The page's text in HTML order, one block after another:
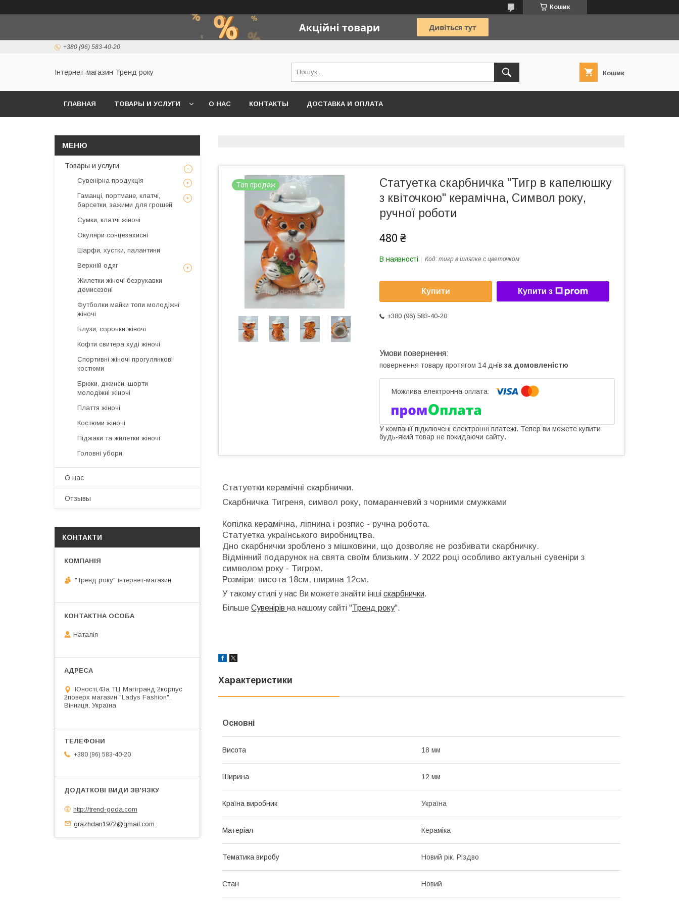
Кошик
+380 (96) 583-40-20
Інтернет-магазин Тренд року Кошик
ГЛАВНАЯ ТОВАРЫ И УСЛУГИ О НАС КОНТАКТЫ ДОСТАВКА И ОПЛАТА
Топ продаж
Статуетка скарбничка "Тигр в капелюшку
з квіточкою" керамічна, Символ року,
ручної роботи
480 ₴
В наявності Код: тигр в шляпке с цветочком
Купити Купити з
+380 (96) 583-40-20
повернення товару протягом 14 днів за домовленістю
У компанії підключені електронні платежі. Тепер ви можете купити
будь-який товар не покидаючи сайту.
Статуетки керамічні скарбнички.
Скарбничка Тигреня, символ року, помаранчевий з чорними смужками
Копілка керамічна, ліпнина і розпис - ручна робота.
Статуетка українського виробництва.
Дно скарбнички зроблено з мішковини, що дозволяє не розбивати скарбничку.
Відмінний подарунок на свята своїм близьким. У 2022 році особливо актуальні сувеніри з
символом року - Тигром.
Розміри: висота 18см, ширина 12см.
У такому стилі у нас Ви можете знайти інші скарбнички.
Більше Сувенірів на нашому сайті "Тренд року".
Характеристики
Основні
Висота 18 мм
Ширина 12 мм
Країна виробник Україна
Матеріал Кераміка
Тематика виробу Новий рік, Різдво
Стан Новий
Товары и услуги
Сувенірна продукція
Гаманці, портмане, клатчі,
барсетки, зажими для грошей
Сумки, клатчі жіночі
Окуляри сонцезахисні
Шарфи, хустки, палантини
Верхній одяг
Жилетки жіночі безрукавки
демисезоні
Футболки майки топи молодіжні
жіночі
Блузи, сорочки жіночі
Кофти свитера худі жіночі
Спортивні жіночі прогулянкові
костюми
Брюки, джинси, шорти
молодіжні жіночі
Плаття жіночі
Костюми жіночі
Піджаки та жилетки жіночі
Головні убори
О нас
Отзывы
КОНТАКТИ
"Тренд року" інтернет-магазин
Наталія
Юності,43а ТЦ Магігранд 2корпус
2поверх магазин "Ladys Fashion",
Вінниця, Україна
+380 (96) 583-40-20
http://trend-goda.com
grazhdan1972@gmail.com